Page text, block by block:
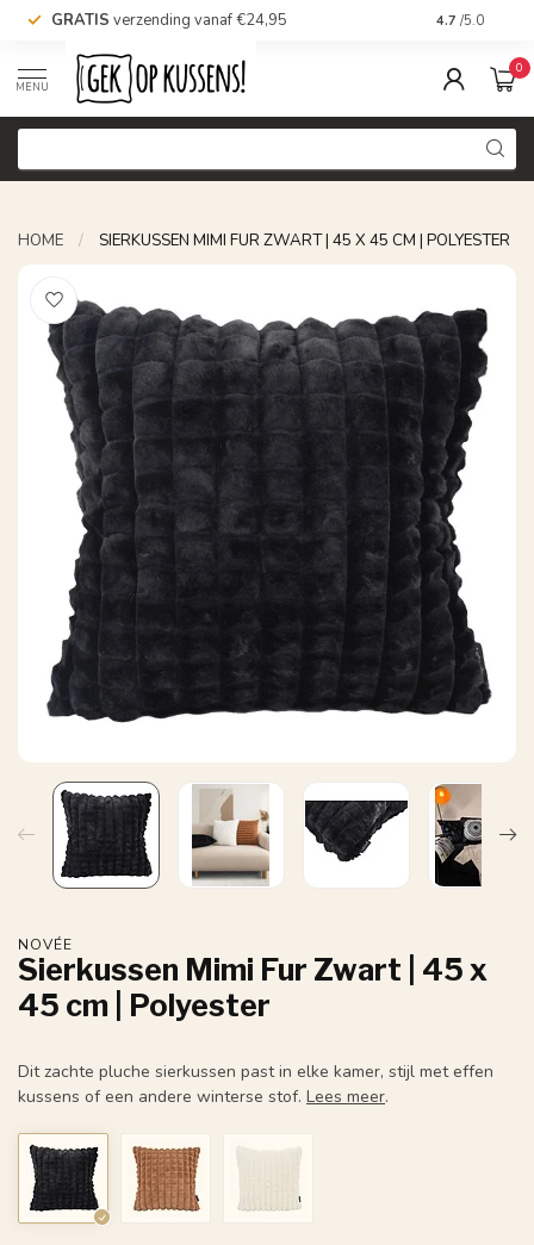
GRATIS verzending vanaf €24,95 Voor 16.00
4.7 /5.0
MENU
0
HOME / SIERKUSSEN MIMI FUR ZWART | 45 X 45 CM | POLYESTER
NOVÉE
Sierkussen Mimi Fur Zwart | 45 x
45 cm | Polyester
Dit zachte pluche sierkussen past in elke kamer, stijl met effen
kussens of een andere winterse stof. Lees meer.